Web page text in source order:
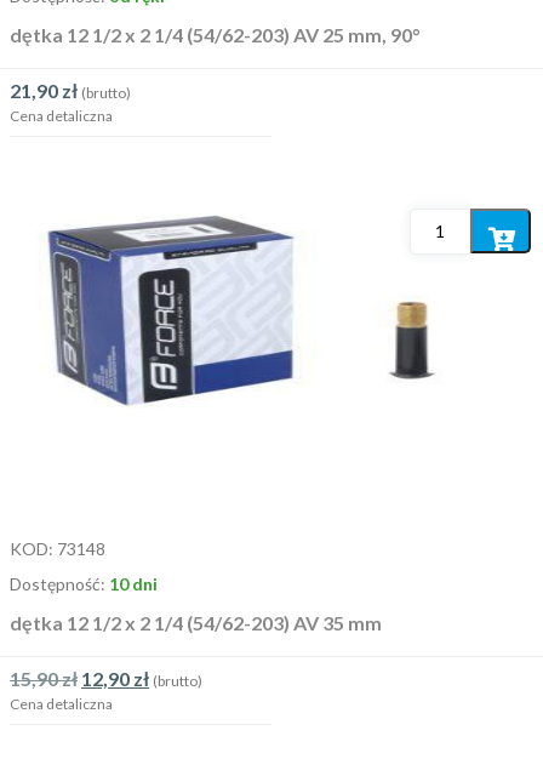
dętka 12 1/2 x 2 1/4 (54/62-203) AV 25 mm, 90°
21,90 zł (brutto)
Cena detaliczna
KOD: 73148
Dostępność: 10 dni
dętka 12 1/2 x 2 1/4 (54/62-203) AV 35 mm
15,90zł 12,90 zł (brutto)
Cena detaliczna
Dodaj